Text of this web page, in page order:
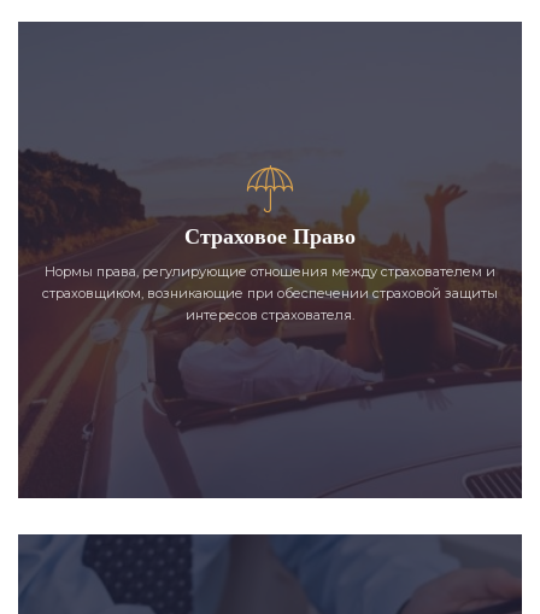
Страховое Право
Нормы права, регулирующие отношения между страхователем и
страховщиком, возникающие при обеспечении страховой защиты
интересов страхователя.